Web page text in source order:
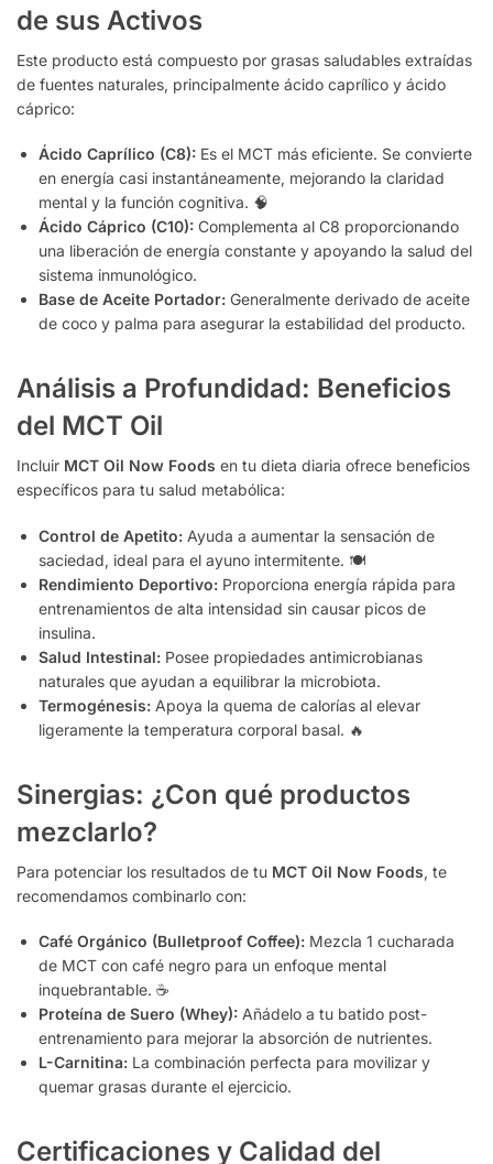
de sus Activos
Este producto está compuesto por grasas saludables extraídas
de fuentes naturales, principalmente ácido caprílico y ácido
cáprico:
Ácido Caprílico (C8): Es el MCT más eficiente. Se convierte
en energía casi instantáneamente, mejorando la claridad
mental y la función cognitiva. 🧠
Ácido Cáprico (C10): Complementa al C8 proporcionando
una liberación de energía constante y apoyando la salud del
sistema inmunológico.
Base de Aceite Portador: Generalmente derivado de aceite
de coco y palma para asegurar la estabilidad del producto.
Análisis a Profundidad: Beneficios
del MCT Oil
Incluir MCT Oil Now Foods en tu dieta diaria ofrece beneficios
específicos para tu salud metabólica:
Control de Apetito: Ayuda a aumentar la sensación de
saciedad, ideal para el ayuno intermitente. 🍽️
Rendimiento Deportivo: Proporciona energía rápida para
entrenamientos de alta intensidad sin causar picos de
insulina.
Salud Intestinal: Posee propiedades antimicrobianas
naturales que ayudan a equilibrar la microbiota.
Termogénesis: Apoya la quema de calorías al elevar
ligeramente la temperatura corporal basal. 🔥
Sinergias: ¿Con qué productos
mezclarlo?
Para potenciar los resultados de tu MCT Oil Now Foods, te
recomendamos combinarlo con:
Café Orgánico (Bulletproof Coffee): Mezcla 1 cucharada
de MCT con café negro para un enfoque mental
inquebrantable. ☕
Proteína de Suero (Whey): Añádelo a tu batido post-
entrenamiento para mejorar la absorción de nutrientes.
L-Carnitina: La combinación perfecta para movilizar y
quemar grasas durante el ejercicio.
Certificaciones y Calidad del